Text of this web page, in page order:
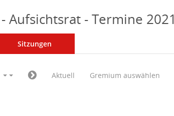
Aufsichtsrat - Termine 2021
Sitzungen
Aktuell Gremium auswählen